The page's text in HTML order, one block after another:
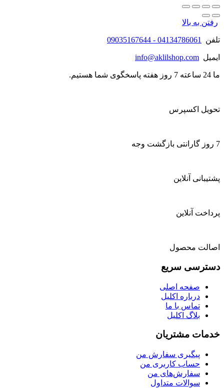
رفتن به بالا
تلفن 04134786061 - 09035167644
ایمیل info@aklilshop.com
ما 24 ساعته 7 روز هفته پاسخگوی شما هستیم.
تحویل اکسپرس
7 روز گارانتی بازگشت وجه
پشتیبانی آنلاین
پرداخت آنلاین
اصالت محصول
دسترسی سریع
صفحه اصلی
درباره اکلیل
تماس با ما
بلاگ اکلیل
خدمات مشتریان
پیگیری سفارش من
حساب کاربری من
سفارش‌های من
سوالات متداول